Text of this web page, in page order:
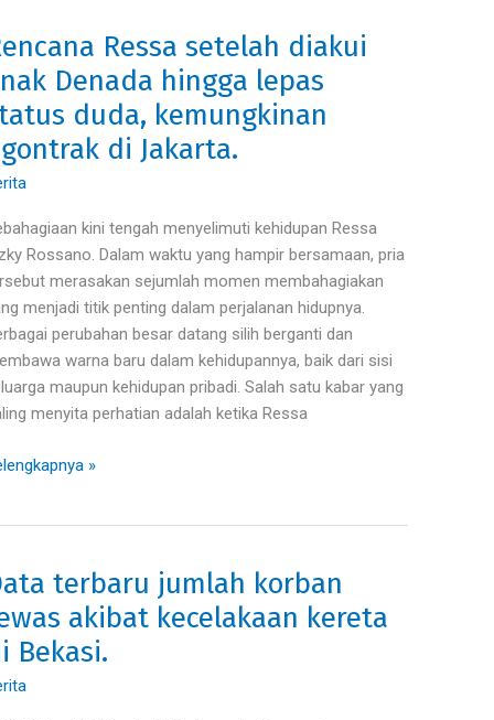
Ressa setelah diakui
Denada hingga lepas
duda, kemungkinan
di Jakarta.
kini tengah menyelimuti kehidupan Ressa
Rossano. Dalam waktu yang hampir bersamaan, pria
merasakan sejumlah momen membahagiakan
menjadi titik penting dalam perjalanan hidupnya.
perubahan besar datang silih berganti dan
warna baru dalam kehidupannya, baik dari sisi
maupun kehidupan pribadi. Salah satu kabar yang
menyita perhatian adalah ketika Ressa
»
terbaru jumlah korban
akibat kecelakaan kereta
Bekasi.